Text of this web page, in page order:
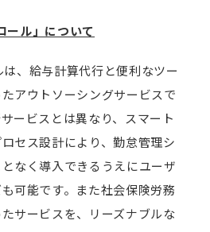
ル」について
、給与計算代行と便利なツー
アウトソーシングサービスで
ービスとは異なり、スマート
セス設計により、勤怠管理シ
なく導入できるうえにユーザ
可能です。また社会保険労務
サービスを、リーズナブルな